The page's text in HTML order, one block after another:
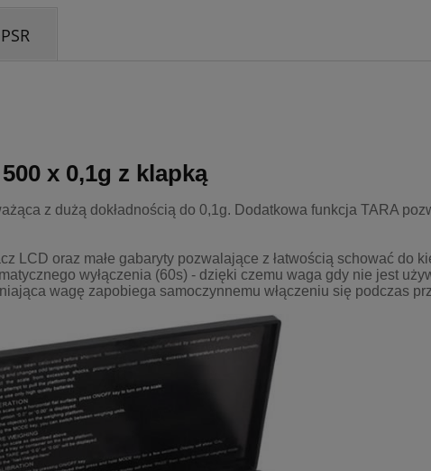
x 0,1g z klapką
z dużą dokładnością do 0,1g. Dodatkowa funkcja TARA
LCD oraz małe gabaryty pozwalające z łatwością schować do
wyłączenia (60s) - dzięki czemu waga gdy nie jest
wagę zapobiega samoczynnemu włączeniu się podczas